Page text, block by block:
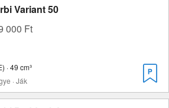
Variant 50
000 Ft
· 49 cm³
· Ják